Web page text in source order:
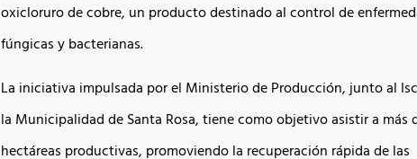
oxicloruro de cobre, un producto destinado al control de
fúngicas y bacterianas.
La iniciativa impulsada por el Ministerio de Producción, junto al
la Municipalidad de Santa Rosa, tiene como objetivo asistir a más
hectáreas productivas, promoviendo la recuperación rápida de las